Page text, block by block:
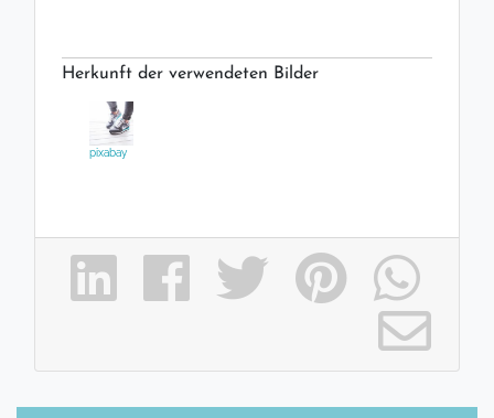
Herkunft der verwendeten Bilder
pixabay